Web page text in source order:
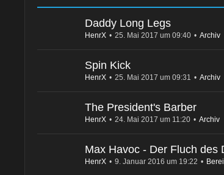
Daddy Long Legs
HenrX 25. Mai 2017 um 09:40 Archiv
Spin Kick
HenrX 25. Mai 2017 um 09:31 Archiv
The President's Barber
HenrX 24. Mai 2017 um 11:20 Archiv
Max Havoc - Der Fluch des
HenrX 9. Januar 2016 um 19:22